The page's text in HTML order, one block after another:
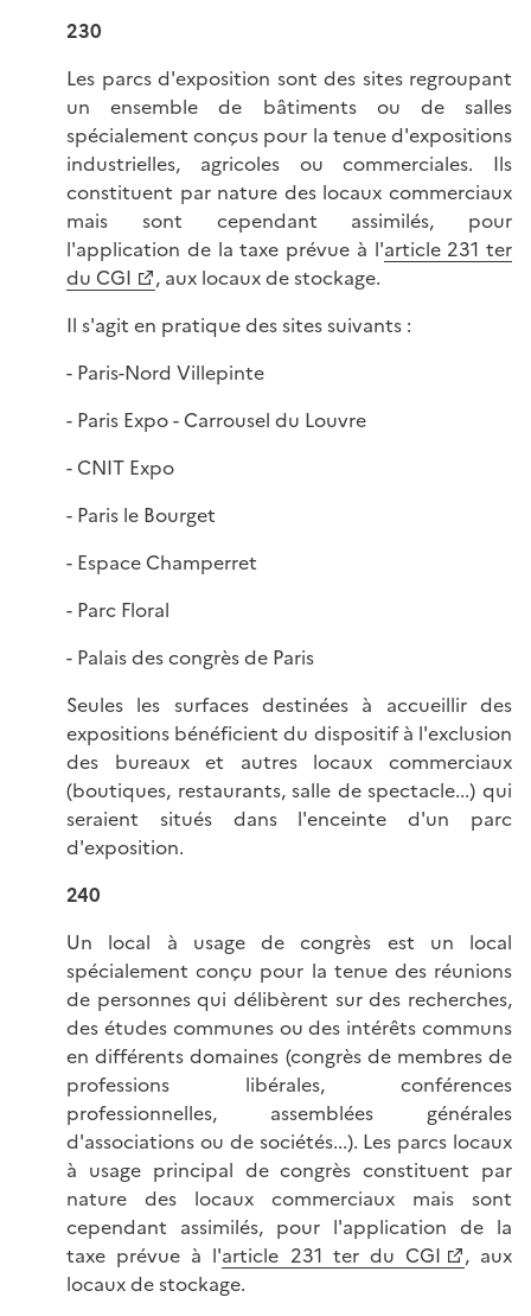
230
Les parcs d'exposition sont des sites regroupant
un ensemble de bâtiments ou de salles
spécialement conçus pour la tenue d'expositions
industrielles, agricoles ou commerciales. Ils
constituent par nature des locaux commerciaux
mais sont cependant assimilés, pour
l'application de la taxe prévue à l'article 231 ter
du CGI
, aux locaux de stockage.
Il s'agit en pratique des sites suivants :
- Paris-Nord Villepinte
- Paris Expo - Carrousel du Louvre
- CNIT Expo
- Paris le Bourget
- Espace Champerret
- Parc Floral
- Palais des congrès de Paris
Seules les surfaces destinées à accueillir des
expositions bénéficient du dispositif à l'exclusion
des bureaux et autres locaux commerciaux
(boutiques, restaurants, salle de spectacle...) qui
seraient situés dans l'enceinte d'un parc
d'exposition.
240
Un local à usage de congrès est un local
spécialement conçu pour la tenue des réunions
de personnes qui délibèrent sur des recherches,
des études communes ou des intérêts communs
en différents domaines (congrès de membres de
professions libérales, conférences
professionnelles, assemblées générales
d'associations ou de sociétés...). Les parcs locaux
à usage principal de congrès constituent par
nature des locaux commerciaux mais sont
cependant assimilés, pour l'application de la
taxe prévue à l'article 231 ter du CGI
, aux
locaux de stockage.